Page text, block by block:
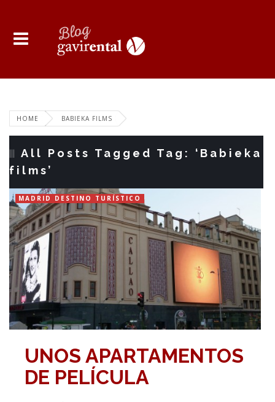
HOME BABIEKA FILMS
All Posts Tagged Tag: ‘Babieka
films’
MADRID DESTINO TURÍSTICO
UNOS APARTAMENTOS
DE PELÍCULA